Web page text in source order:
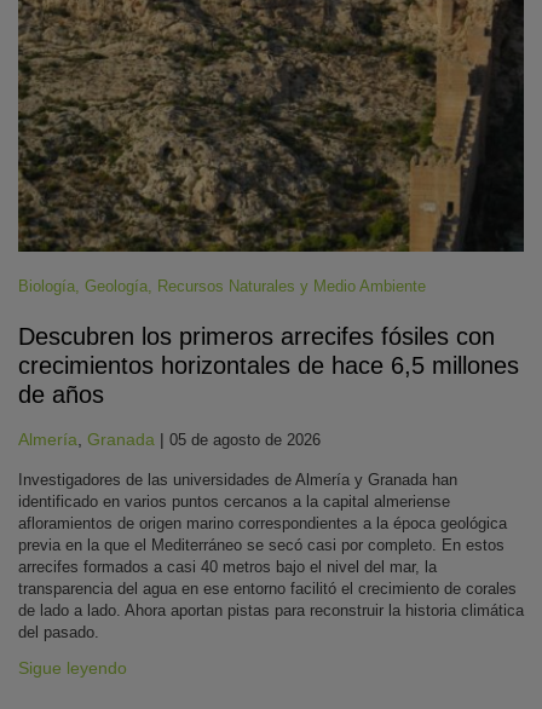
Biología, Geología, Recursos Naturales y Medio Ambiente
Descubren los primeros arrecifes fósiles con
crecimientos horizontales de hace 6,5 millones
de años
Almería, Granada | 05 de agosto de 2026
Investigadores de las universidades de Almería y Granada han
identificado en varios puntos cercanos a la capital almeriense
afloramientos de origen marino correspondientes a la época geológica
previa en la que el Mediterráneo se secó casi por completo. En estos
arrecifes formados a casi 40 metros bajo el nivel del mar, la
transparencia del agua en ese entorno facilitó el crecimiento de corales
de lado a lado. Ahora aportan pistas para reconstruir la historia climática
del pasado.
Sigue leyendo